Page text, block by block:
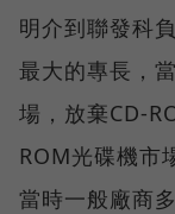
明介到聯發科
最大的專長，
場，放棄CD-
ROM光碟機市
當時一般廠商